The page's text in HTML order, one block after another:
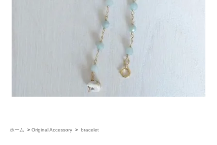
ホーム > Original Accessory > bracelet